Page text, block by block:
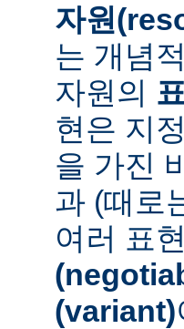
자원
는 개념
자원의
현은 지
을 가진
과 (때로
여러 표
(variant)